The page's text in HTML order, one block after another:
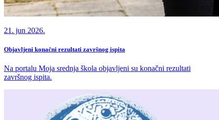
21. jun 2026.
Objavljeni konačni rezultati završnog ispita
Na portalu Moja srednja škola objavljeni su konačni rezultati
završnog ispita.